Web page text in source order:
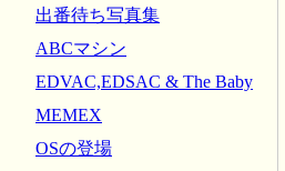
出番待ち写真集
ABCマシン
EDVAC,EDSAC & The Baby
MEMEX
OSの登場